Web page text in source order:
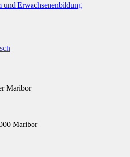
Erwachsenenbildung
Maribor
Maribor